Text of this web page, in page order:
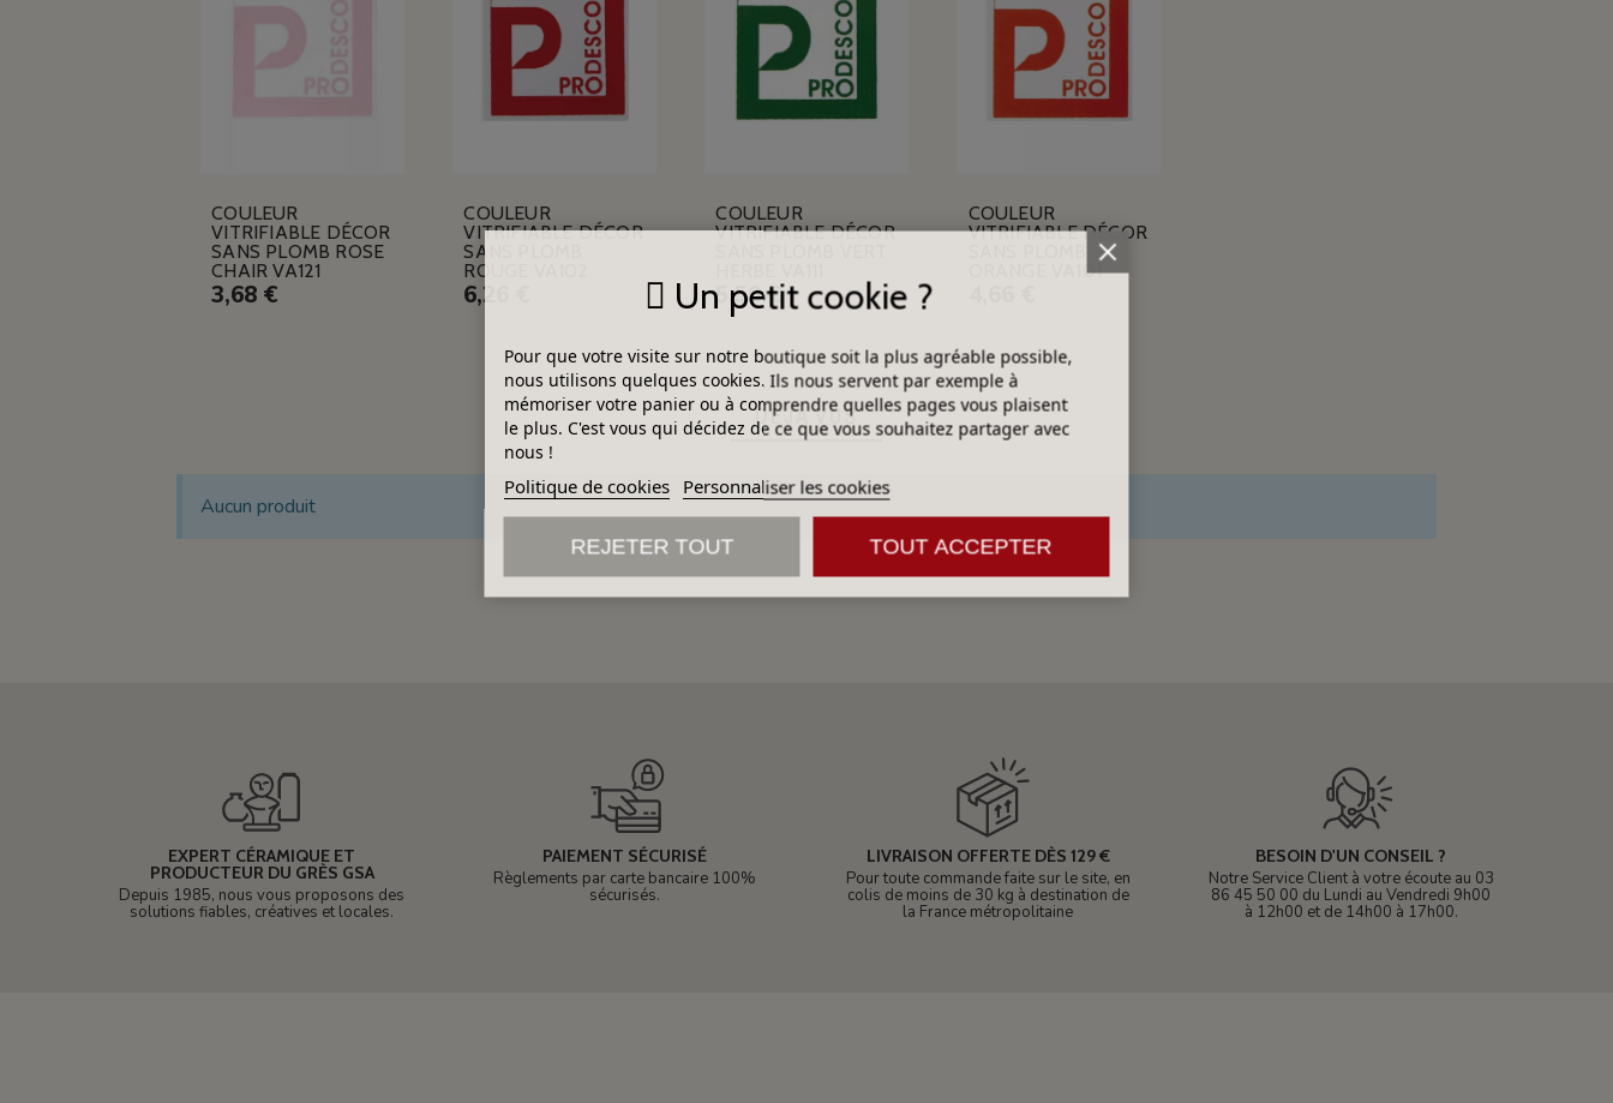
COULEUR
VITRIFIABLE DÉCOR
SANS PLOMB ROSE
CHAIR VA121
3,68 €
COULEUR
VITRIFIABLE DÉCOR
SANS PLOMB
ROUGE VA102
6,26 €
COULEUR
VITRIFIABLE DÉCOR
5,50 €
COULEUR
VITRIFIABLE DÉCOR
ORANGE VA101
DÉJÀ VUS
Aucun produit
EXPERT CÉRAMIQUE ET
PRODUCTEUR DU GRÈS GSA
Depuis 1985, nous vous proposons des
solutions fiables, créatives et locales.
PAIEMENT SÉCURISÉ
Règlements par carte bancaire 100%
sécurisés.
LIVRAISON OFFERTE DÈS 129 €
Pour toute commande faite sur le site, en
colis de moins de 30 kg à destination de
la France métropolitaine
BESOIN D'UN CONSEIL ?
Notre Service Client à votre écoute au 03
86 45 50 00 du Lundi au Vendredi 9h00
à 12h00 et de 14h00 à 17h00.
Un petit cookie ?
Pour que votre visite sur notre boutique soit la plus agréable possible,
nous utilisons quelques cookies. Ils nous servent par exemple à
mémoriser votre panier ou à comprendre quelles pages vous plaisent
le plus. C'est vous qui décidez de ce que vous souhaitez partager avec
nous !
Politique de cookies Personnaliser les cookies
REJETER TOUT TOUT ACCEPTER